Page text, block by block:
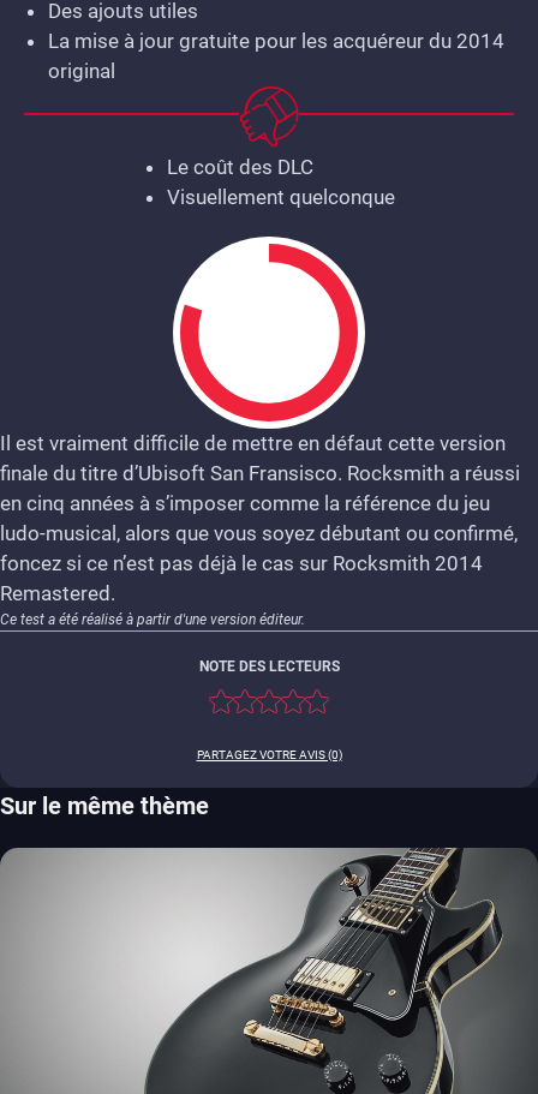
Des ajouts utiles
La mise à jour gratuite pour les acquéreur du 2014
original
Le coût des DLC
Visuellement quelconque
8
Il est vraiment difficile de mettre en défaut cette version
finale du titre d’Ubisoft San Fransisco. Rocksmith a réussi
en cinq années à s’imposer comme la référence du jeu
ludo-musical, alors que vous soyez débutant ou confirmé,
foncez si ce n’est pas déjà le cas sur Rocksmith 2014
Remastered.
Ce test a été réalisé à partir d'une version éditeur.
NOTE DES LECTEURS
PARTAGEZ VOTRE AVIS (0)
Sur le même thème